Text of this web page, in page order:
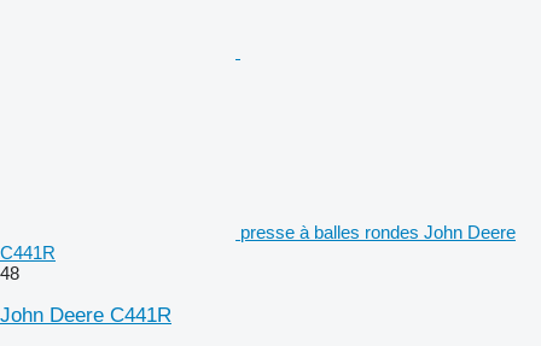
presse à balles rondes John Deere
C441R
48
John Deere C441R